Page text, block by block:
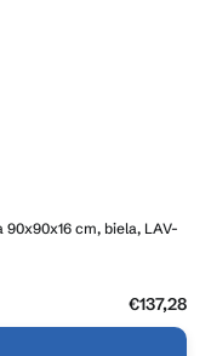
cm, biela, LAV-
€137,28